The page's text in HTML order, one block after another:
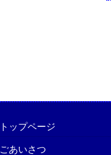
トップページ
ごあいさつ